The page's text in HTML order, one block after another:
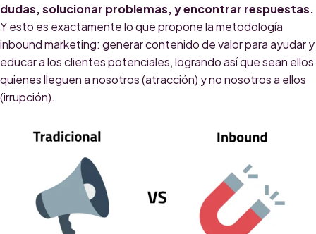
dudas, solucionar problemas, y encontrar respuestas.
Y esto es exactamente lo que propone la metodología
inbound marketing: generar contenido de valor para ayudar y
educar a los clientes potenciales, logrando así que sean ellos
quienes lleguen a nosotros (atracción) y no nosotros a ellos
(irrupción).